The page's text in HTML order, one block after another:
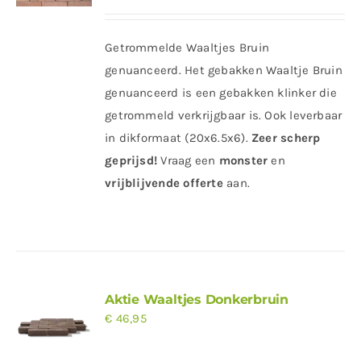
Getrommelde Waaltjes Bruin
genuanceerd. Het gebakken Waaltje Bruin
genuanceerd is een gebakken klinker die
getrommeld verkrijgbaar is. Ook leverbaar
in dikformaat (20x6.5x6). Zeer scherp
geprijsd! Vraag een monsteren
vrijblijvende offerteaan.
Aktie Waaltjes Donkerbruin
€ 46,95